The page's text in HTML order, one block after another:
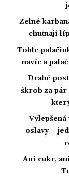
Zelné
chutnají
Tohle
navíc a
Drahé
škrob za
Vylepšená
oslavy –
Ani cukr,